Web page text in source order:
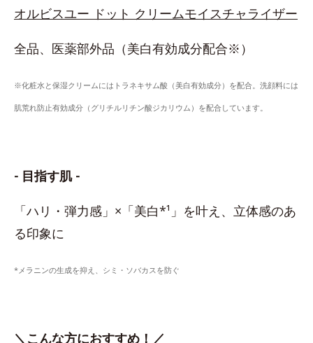
オルビスユー ドット クリームモイスチャライザー
全品、医薬部外品（美白有効成分配合※）
※化粧水と保湿クリームにはトラネキサム酸（美白有効成分）を配合。洗顔料には
肌荒れ防止有効成分（グリチルリチン酸ジカリウム）を配合しています。
- 目指す肌 -
「ハリ・弾力感」×「美白*¹」を叶え、立体感のあ
る印象に
*メラニンの生成を抑え、シミ・ソバカスを防ぐ
＼こんな方におすすめ！／